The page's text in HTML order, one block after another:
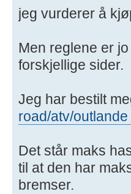
jeg vurderer å
Men reglene er
forskjellige sider.
Jeg har bestilt
road/atv/
Det står maks
til at den har
bremser.